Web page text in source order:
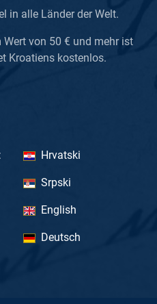
in alle Länder der Welt.
von 50 € und mehr ist
Kroatiens kostenlos.
Hrvatski
Srpski
English
Deutsch